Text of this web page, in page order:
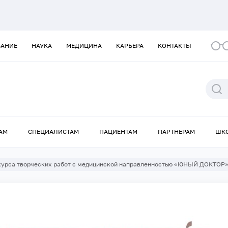
НАУКА МЕДИЦИНА КАРЬЕРА КОНТАКТЫ
СПЕЦИАЛИСТАМ ПАЦИЕНТАМ ПАРТНЕРАМ
творческих работ с медицинской направленностью «ЮНЫЙ ДОКТОР»